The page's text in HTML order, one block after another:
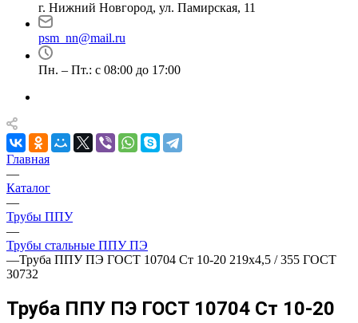
г. Нижний Новгород, ул. Памирская, 11
psm_nn@mail.ru
Пн. – Пт.: с 08:00 до 17:00
Главная
—
Каталог
—
Трубы ППУ
—
Трубы стальные ППУ ПЭ
—Труба ППУ ПЭ ГОСТ 10704 Ст 10-20 219x4,5 / 355 ГОСТ
30732
Труба ППУ ПЭ ГОСТ 10704 Ст 10-20